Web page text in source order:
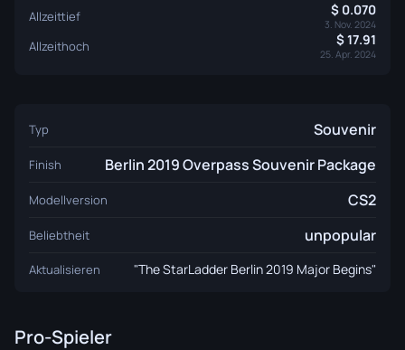
Allzeittief 0.070
3. Nov. 2024
Allzeithoch 17.91
25. Apr. 2024
Typ Souvenir
Finish Berlin 2019 Overpass Souvenir Package
Modellversion CS2
Beliebtheit unpopular
Aktualisieren "The StarLadder Berlin 2019 Major Begins"
Pro-Spieler